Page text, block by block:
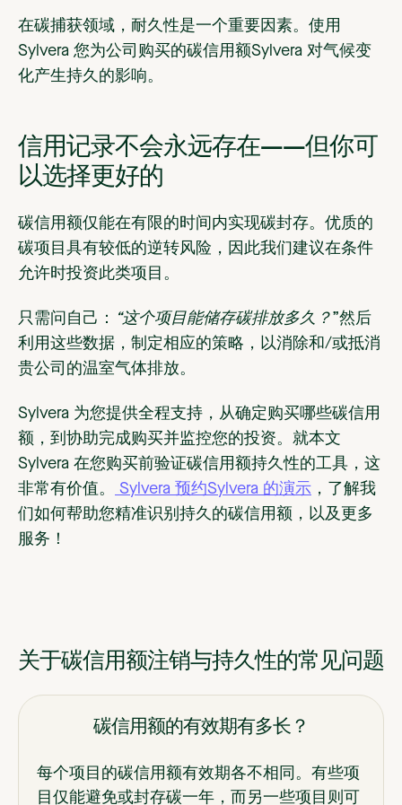
在碳捕获领域，耐久性是一个重要因素。使用
Sylvera 您为公司购买的碳信用额Sylvera 对气候变
化产生持久的影响。
信用记录不会永远存在——但你可
以选择更好的
碳信用额仅能在有限的时间内实现碳封存。优质的
碳项目具有较低的逆转风险，因此我们建议在条件
允许时投资此类项目。
只需问自己： “这个项目能储存碳排放多久？”然后
利用这些数据，制定相应的策略，以消除和/或抵消
贵公司的温室气体排放。
Sylvera 为您提供全程支持，从确定购买哪些碳信用
额，到协助完成购买并监控您的投资。就本文
Sylvera 在您购买前验证碳信用额持久性的工具，这
非常有价值。
Sylvera 预约Sylvera 的演示 ，了解我
们如何帮助您精准识别持久的碳信用额，以及更多
服务！
关于碳信用额注销与持久性的常见问题
碳信用额的有效期有多长？
每个项目的碳信用额有效期各不相同。有些项
目仅能避免或封存碳一年，而另一些项目则可